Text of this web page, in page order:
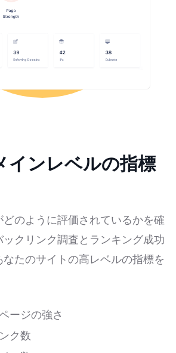
インレベルの指標
のように評価されているかを確
クリンク調査とランキング成功
たのサイトの高レベルの指標を
ージの強さ
ク数